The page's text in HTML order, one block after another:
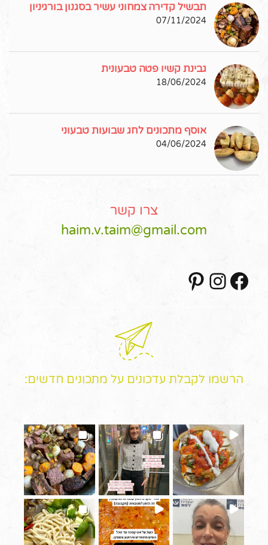
תבשיל קדירה צמחוני עשיר בסגנון בורגיניון
07/11/2024
גבינת קשיו פטה טבעונית
18/06/2024
אוסף מתכונים לחג שבועות טבעוני
04/06/2024
צרו קשר
haim.v.taim@gmail.com
Facebook
Instagram
הרשמו לקבלת עדכונים על מתכונים חדשים: